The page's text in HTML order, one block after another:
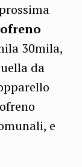
30mila,
da
e